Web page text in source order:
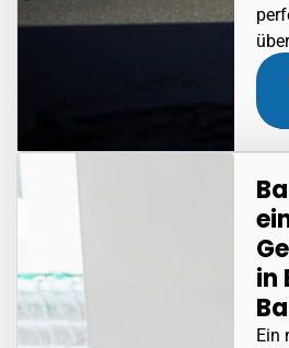
in
Ein